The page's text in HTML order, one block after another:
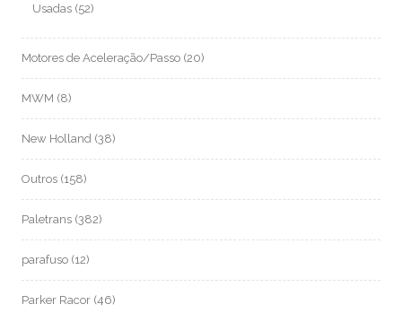
Usadas (52)
Motores de Aceleração/Passo (20)
MWM (8)
New Holland (38)
Outros (158)
Paletrans (382)
parafuso (12)
Parker Racor (46)